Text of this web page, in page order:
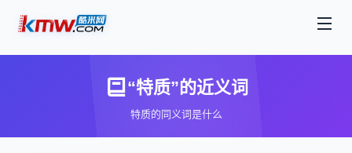
“特质”的近义词
特质的同义词是什么